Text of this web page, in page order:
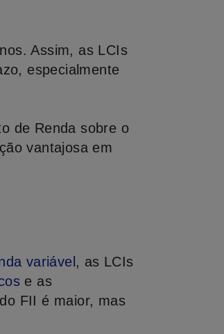
Assim, as LCIs
especialmente
de Renda sobre o
vantajosa em
variável , as LCIs
e as
FII é maior, mas